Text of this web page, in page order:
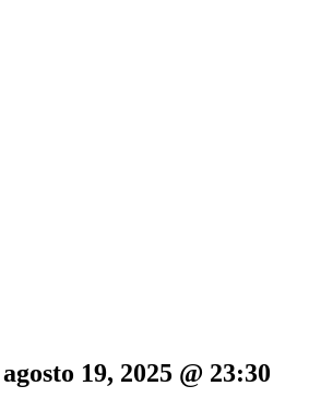
agosto 19, 2025 @ 23:30